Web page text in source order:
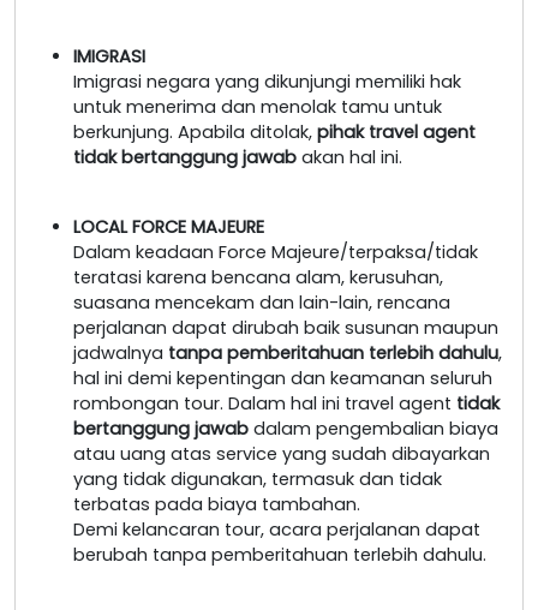
IMIGRASI
Imigrasi negara yang dikunjungi memiliki hak
untuk menerima dan menolak tamu untuk
berkunjung. Apabila ditolak, pihak travel agent
tidak bertanggung jawab akan hal ini.
LOCAL FORCE MAJEURE
Dalam keadaan Force Majeure/terpaksa/tidak
teratasi karena bencana alam, kerusuhan,
suasana mencekam dan lain-lain, rencana
perjalanan dapat dirubah baik susunan maupun
jadwalnya tanpa pemberitahuan terlebih dahulu,
hal ini demi kepentingan dan keamanan seluruh
rombongan tour. Dalam hal ini travel agent tidak
bertanggung jawab dalam pengembalian biaya
atau uang atas service yang sudah dibayarkan
yang tidak digunakan, termasuk dan tidak
terbatas pada biaya tambahan.
Demi kelancaran tour, acara perjalanan dapat
berubah tanpa pemberitahuan terlebih dahulu.